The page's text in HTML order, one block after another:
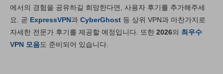
주요 기능 8.0
설치 및 앱 8.2
에서의 경험을 공유하길 희망한다면, 사용자 후기를 추가해주세
요. 곧 ExpressVPN과 CyberGhost 등 상위 VPN과 마찬가지로
자세한 전문가 후기를 제공할 예정입니다. 또한 2026의 최우수
VPN 모음도 준비되어 있습니다.